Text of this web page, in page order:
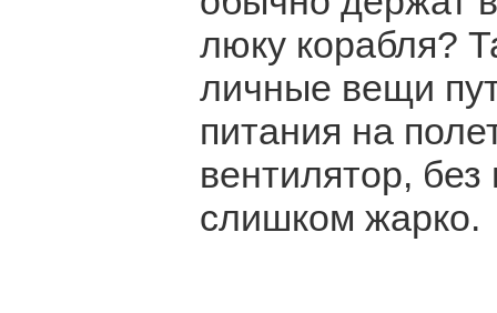
люку корабля?
личные вещи
питания на
вентилятор,
слишком жарко.